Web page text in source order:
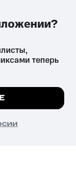
вред здоровью,
все
теперь